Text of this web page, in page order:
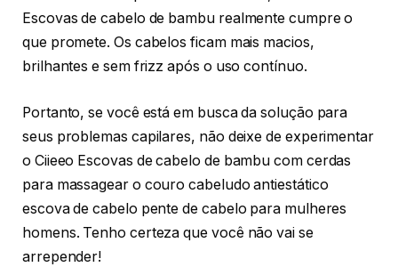
Escovas de cabelo de bambu realmente cumpre o
que promete. Os cabelos ficam mais macios,
brilhantes e sem frizz após o uso contínuo.
Portanto, se você está em busca da solução para
seus problemas capilares, não deixe de experimentar
o Ciieeo Escovas de cabelo de bambu com cerdas
para massagear o couro cabeludo antiestático
escova de cabelo pente de cabelo para mulheres
homens. Tenho certeza que você não vai se
arrepender!